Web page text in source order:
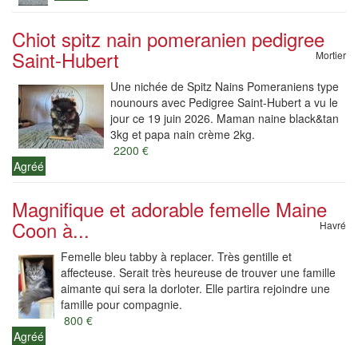
Chiot spitz nain pomeranien pedigree
Saint-Hubert Mortier
Une nichée de Spitz Nains Pomeraniens type
nounours avec Pedigree Saint-Hubert a vu le
jour ce 19 juin 2026. Maman naine black&tan
3kg et papa nain crème 2kg.
2200 €
Agréé
Magnifique et adorable femelle Maine
Coon à... Havré
Femelle bleu tabby à replacer. Très gentille et
affecteuse. Serait très heureuse de trouver une famille
aimante qui sera la dorloter. Elle partira rejoindre une
famille pour compagnie.
800 €
Agréé